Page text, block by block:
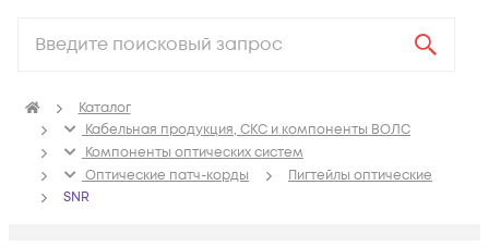
Каталог
Кабельная продукция, СКС и компоненты ВОЛС
Компоненты оптических систем
Оптические патч-корды
Пигтейлы оптические
SNR